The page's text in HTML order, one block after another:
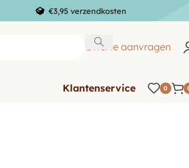
€3,95 verzendkosten
Offerte aanvragen
Klantenservice 0